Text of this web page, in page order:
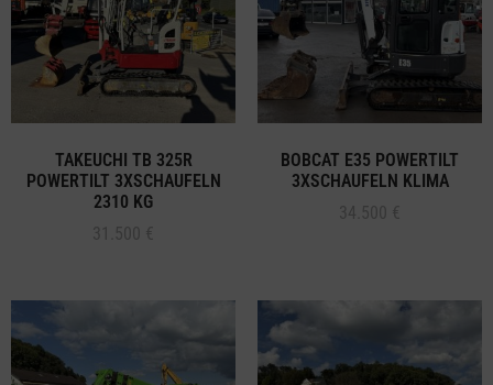
TAKEUCHI TB 325R
POWERTILT 3XSCHAUFELN
2310 KG
BOBCAT E35 POWERTILT
3XSCHAUFELN KLIMA